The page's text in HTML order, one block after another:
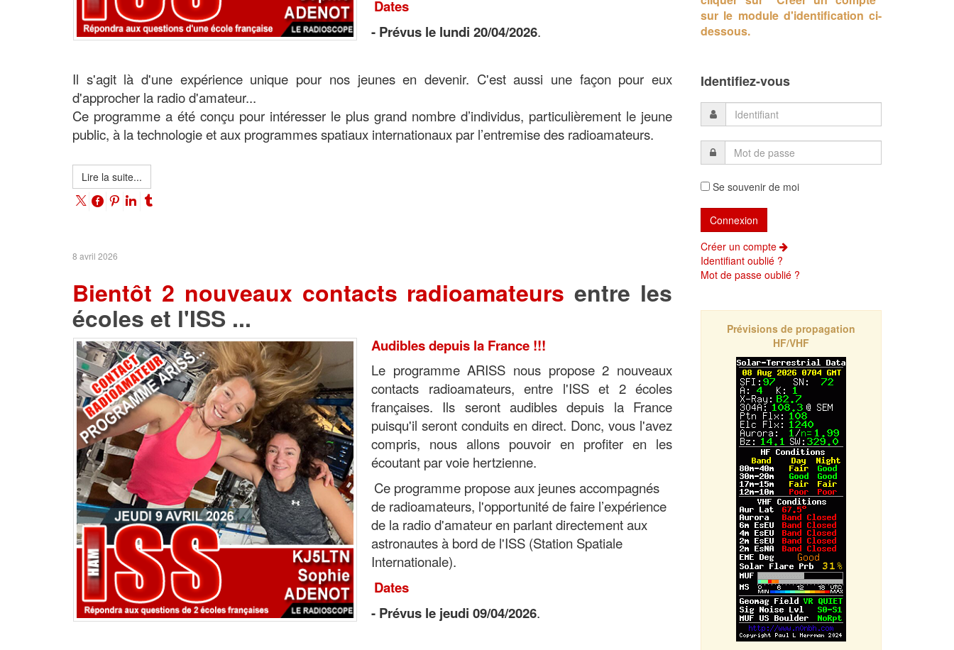
Dates
- Prévus le lundi 20/04/2026.
Il s'agit là d'une expérience unique pour nos jeunes en devenir. C'est aussi une façon pour eux
d'approcher la radio d'amateur...
Ce programme a été conçu pour intéresser le plus grand nombre d’individus, particulièrement le jeune
public, à la technologie et aux programmes spatiaux internationaux par l’entremise des radioamateurs.
Lire la suite...
8 avril 2026
Bientôt 2 nouveaux contacts radioamateursentre les
écoles et l'ISS ...
Audibles depuis la France !!!
Le programme ARISS nous propose 2 nouveaux
contacts radioamateurs, entre l'ISS et 2 écoles
françaises. Ils seront audibles depuis la France
puisqu'il seront conduits en direct. Donc, vous l'avez
compris, nous allons pouvoir en profiter en les
écoutant par voie hertzienne.
Ce programme propose aux jeunes accompagnés
de radioamateurs, l'opportunité de faire l’expérience
de la radio d'amateur en parlant directement aux
astronautes à bord de l'ISS (Station Spatiale
Internationale).
Dates
- Prévus le jeudi 09/04/2026.
sur le module d'identification ci-
dessous.
Identifiez-vous
Se souvenir de moi
Créer un compte
Identifiant oublié ?
Mot de passe oublié ?
Prévisions de propagation
HF/VHF